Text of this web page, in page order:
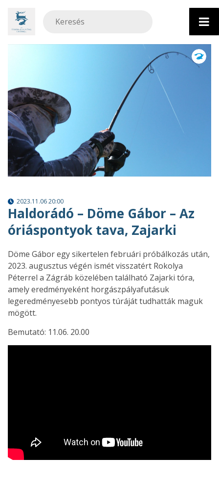
tartalomhoz
2023.11.06 20:00
Haldorádó – Döme Gábor – Az
óriáspontyok tava, Zajarki
Döme Gábor egy sikertelen februári próbálkozás után,
2023. augusztus végén ismét visszatért Rokolya
Péterrel a Zágráb közelében található Zajarki tóra,
amely eredményeként horgászpályafutásuk
legeredményesebb pontyos túráját tudhatták maguk
mögött.
Bemutató: 11.06. 20.00